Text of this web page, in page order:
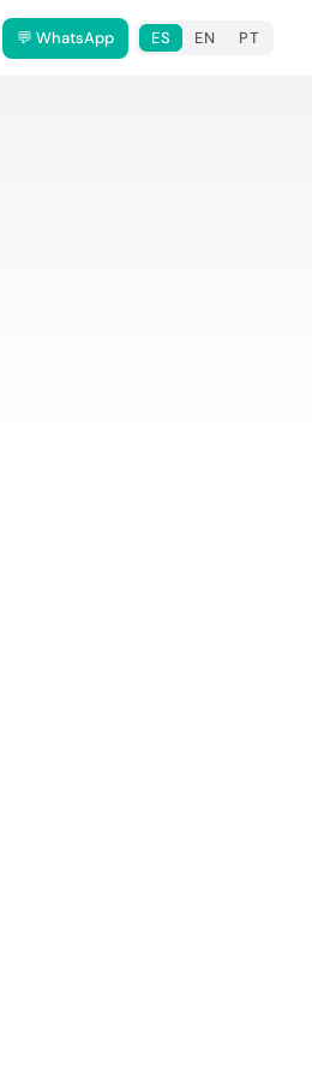
💬 WhatsApp ES EN PT